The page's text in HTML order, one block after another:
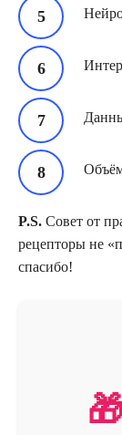
P.S. Совет от
рецепторы не
спасибо!